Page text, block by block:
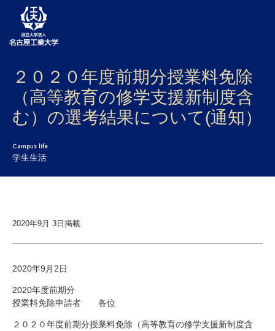
大学案内
学部・大学院・センター
入試
学生生活
受験生 在学生
卒業生
２０２０年度前期分授業料免除
（高等教育の修学支援新制度含
む）の選考結果について(通知）
Campus life
学生生活
2020年9月 3日掲載
2020年9月2日
2020年度前期分
授業料免除申請者 各位
２０２０年度前期分授業料免除（高等教育の修学支援新制度含